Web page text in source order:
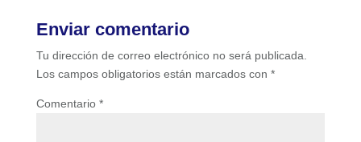
Enviar comentario
Tu dirección de correo electrónico no será publicada.
Los campos obligatorios están marcados con *
Comentario *